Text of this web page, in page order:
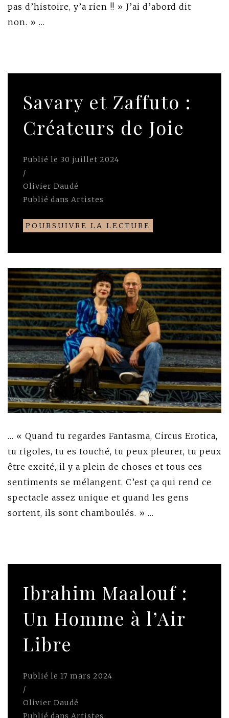
pas d’histoire, y’a rien !! » J’ai d’abord dit
non. » …
Savary et Zaffuto :
Créateurs de Joie
Publié le 30 juillet 2024
/
Olivier Daudé
Publié dans Artistes
POURSUIVRE LA LECTURE
… « Quand tu regardes Fantasma, Circus Erotica,
tu rigoles, tu es touché, tu peux pleurer, tu peux
être excité, il y a plein de choses et tous ces
sentiments se mélangent. C’est ça qui rend ce
spectacle assez unique et quand les gens
sortent, ils sont chamboulés. » …
Ibrahim Maalouf :
Un Homme à l’Air
Libre
Publié le 17 mars 2024
/
Olivier Daudé
Publié dans Artistes